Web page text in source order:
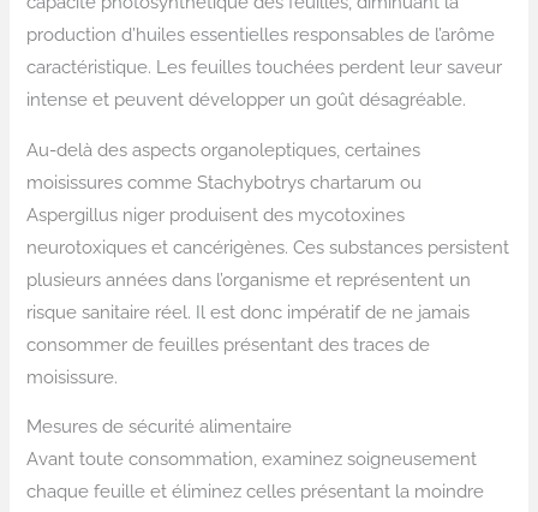
production d’huiles essentielles responsables de l’arôme
caractéristique. Les feuilles touchées perdent leur saveur
intense et peuvent développer un goût désagréable.
Au-delà des aspects organoleptiques, certaines
moisissures comme Stachybotrys chartarum ou
Aspergillus niger produisent des mycotoxines
neurotoxiques et cancérigènes. Ces substances persistent
plusieurs années dans l’organisme et représentent un
risque sanitaire réel. Il est donc impératif de ne jamais
consommer de feuilles présentant des traces de
moisissure.
Mesures de sécurité alimentaire
Avant toute consommation, examinez soigneusement
chaque feuille et éliminez celles présentant la moindre